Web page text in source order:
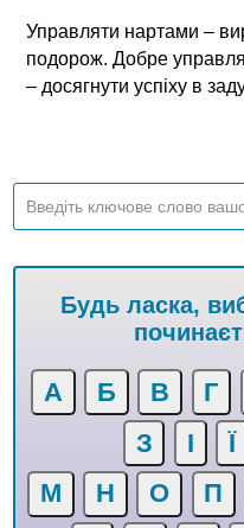
Управляти нартами –
подорож. Добре
– досягнути успіху в
Будь ласка,
А Б В Г
З
І Ї
М
Н О П